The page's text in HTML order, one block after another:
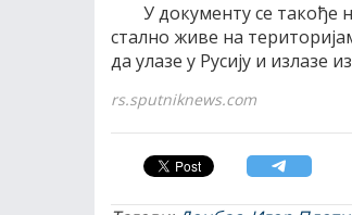
У документу се такође
стално живе на
да улазе у Русију и излазе
rs.sputniknews.com